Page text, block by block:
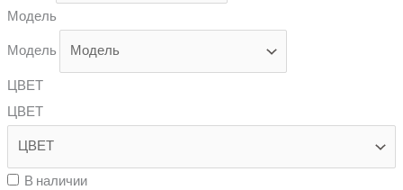
Модель
Модель
ЦВЕТ
ЦВЕТ
В наличии